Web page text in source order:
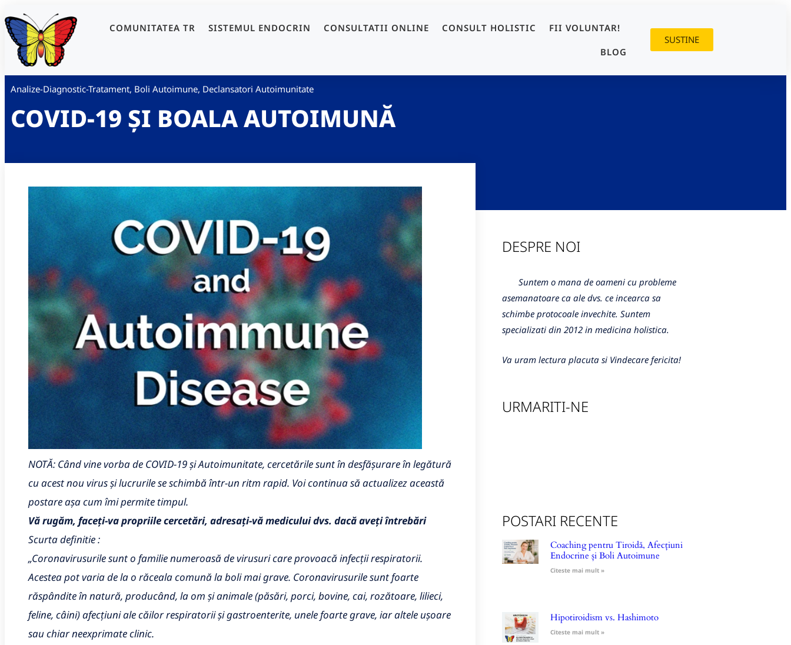
COMUNITATEA TR SISTEMUL ENDOCRIN CONSULTATII ONLINE CONSULT HOLISTIC FII VOLUNTAR!
BLOG
SUSTINE
Analize-Diagnostic-Tratament, Boli Autoimune, Declansatori Autoimunitate
COVID-19 ȘI BOALA AUTOIMUNĂ
NOTĂ: Când vine vorba de COVID-19 și Autoimunitate, cercetările sunt în desfășurare în legătură
cu acest nou virus și lucrurile se schimbă într-un ritm rapid. Voi continua să actualizez această
postare așa cum îmi permite timpul.
Vă rugăm, faceți-va propriile cercetări, adresați-vă medicului dvs. dacă aveți întrebări
Scurta definitie :
„Coronavirusurile sunt o familie numeroasă de virusuri care provoacă infecții respiratorii.
Acestea pot varia de la o răceala comună la boli mai grave. Coronavirusurile sunt foarte
răspândite în natură, producând, la om și animale (păsări, porci, bovine, cai, rozătoare, lilieci,
feline, câini) afecțiuni ale căilor respiratorii și gastroenterite, unele foarte grave, iar altele ușoare
sau chiar neexprimate clinic.
DESPRE NOI
Suntem o mana de oameni cu probleme
asemanatoare ca ale dvs. ce incearca sa
schimbe protocoale invechite. Suntem
specializati din 2012 in medicina holistica.
Va uram lectura placuta si Vindecare fericita!
URMARITI-NE
POSTARI RECENTE
Coaching pentru Tiroidă, Afecțiuni
Endocrine și Boli Autoimune
Citeste mai mult »
Hipotiroidism vs. Hashimoto
Citeste mai mult »